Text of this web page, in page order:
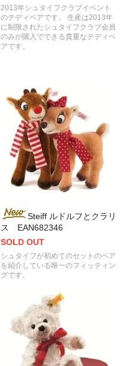
2013年シュタイフクラブイベント
のテディベアです。 生産は2013年
に制限されたシュタイフクラブ会員
のみが購入でできる貴重なテディベ
アです。
Steiff ルドルフとクラリ
ス EAN682346
SOLD OUT
シュタイフが初めてのセットのペア
を紹介している唯一のフィッティン
グです。